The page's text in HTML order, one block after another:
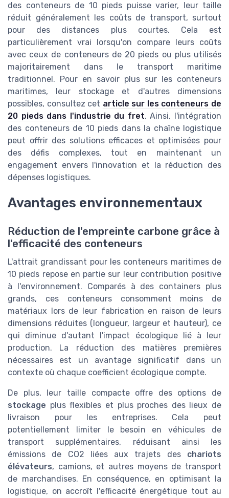
des conteneurs de 10 pieds puisse varier, leur taille
réduit généralement les coûts de transport, surtout
pour des distances plus courtes. Cela est
particulièrement vrai lorsqu'on compare leurs coûts
avec ceux de conteneurs de 20 pieds ou plus utilisés
majoritairement dans le transport maritime
traditionnel. Pour en savoir plus sur les conteneurs
maritimes, leur stockage et d'autres dimensions
possibles, consultez cet article sur les conteneurs de
20 pieds dans l'industrie du fret. Ainsi, l'intégration
des conteneurs de 10 pieds dans la chaîne logistique
peut offrir des solutions efficaces et optimisées pour
des défis complexes, tout en maintenant un
engagement envers l'innovation et la réduction des
dépenses logistiques.
Avantages environnementaux
Réduction de l'empreinte carbone grâce à
l'efficacité des conteneurs
L'attrait grandissant pour les conteneurs maritimes de
10 pieds repose en partie sur leur contribution positive
à l'environnement. Comparés à des containers plus
grands, ces conteneurs consomment moins de
matériaux lors de leur fabrication en raison de leurs
dimensions réduites (longueur, largeur et hauteur), ce
qui diminue d'autant l'impact écologique lié à leur
production. La réduction des matières premières
nécessaires est un avantage significatif dans un
contexte où chaque coefficient écologique compte.
De plus, leur taille compacte offre des options de
stockage plus flexibles et plus proches des lieux de
livraison pour les entreprises. Cela peut
potentiellement limiter le besoin en véhicules de
transport supplémentaires, réduisant ainsi les
émissions de CO2 liées aux trajets des chariots
élévateurs, camions, et autres moyens de transport
de marchandises. En conséquence, en optimisant la
logistique, on accroît l'efficacité énergétique tout au